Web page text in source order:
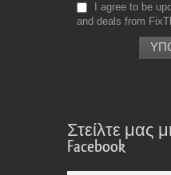
I agree to be
and deals from
Στείλτε μας
Facebook